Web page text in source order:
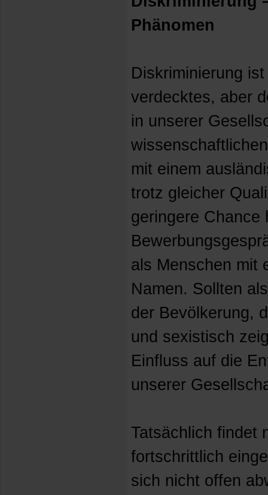
Phänomen
Diskriminierung
verdecktes, aber
in unserer
mit einem
trotz gleicher
geringere Chance
als Menschen mit
Namen. Sollten
der Bevölkerung,
und sexistisch
Einfluss auf die
unserer
Tatsächlich findet
fortschrittlich
sich nicht offen